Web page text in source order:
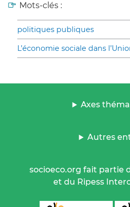
Mots-clés :
politiques publiques
L’économie sociale dans
Axes
Autres
socioeco.org fait partie
et du Ripess